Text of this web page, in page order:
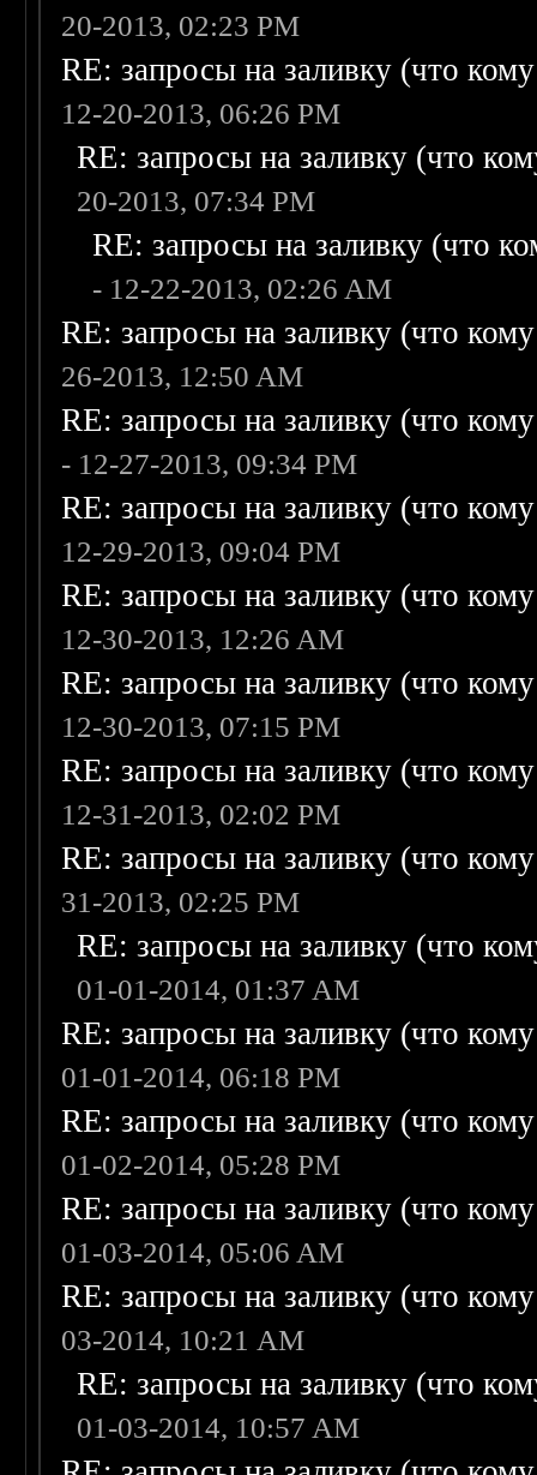
20-2013, 02:23 PM
RE: запросы на заливку (что
12-20-2013, 06:26 PM
RE: запросы на заливку (что
20-2013, 07:34 PM
RE: запросы на заливку (что
- 12-22-2013, 02:26 AM
RE: запросы на заливку (что
26-2013, 12:50 AM
RE: запросы на заливку (что
- 12-27-2013, 09:34 PM
RE: запросы на заливку (что
12-29-2013, 09:04 PM
RE: запросы на заливку (что
12-30-2013, 12:26 AM
RE: запросы на заливку (что
12-30-2013, 07:15 PM
RE: запросы на заливку (что
12-31-2013, 02:02 PM
RE: запросы на заливку (что
31-2013, 02:25 PM
RE: запросы на заливку (что
01-01-2014, 01:37 AM
RE: запросы на заливку (что
01-01-2014, 06:18 PM
RE: запросы на заливку (что
01-02-2014, 05:28 PM
RE: запросы на заливку (что
01-03-2014, 05:06 AM
RE: запросы на заливку (что
03-2014, 10:21 AM
RE: запросы на заливку (что
01-03-2014, 10:57 AM